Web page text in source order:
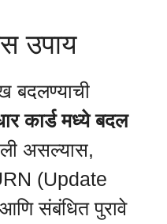
उपाय
बदलण्याची
कार्ड मध्ये बदल
असल्यास,
(Update
संबंधित पुरावे